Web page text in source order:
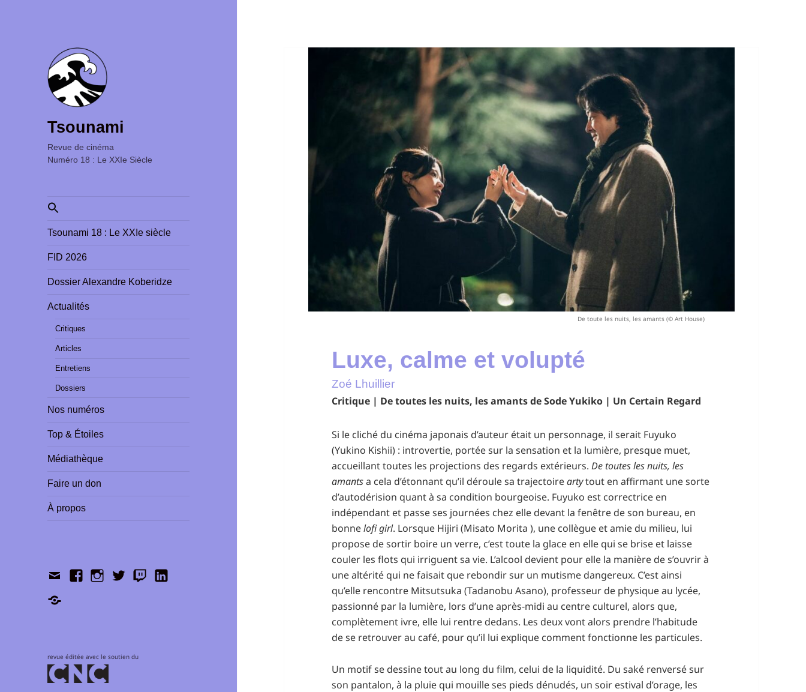
Tsounami
Revue de cinéma ‎ ‎ ‎ ‎ ‎ ‎ ‎ ‎ ‎ ‎ ‎ ‎ ‎ ‎ ‎ ‎ ‎ ‎ ‎ ‎ ‎ ‎ ‎ ‎ ‎ ‎
Numéro 18 : Le XXIe Siècle
Search
for:
Tsounami 18 : Le XXIe siècle
FID 2026
Dossier Alexandre Koberidze
Actualités
Critiques
Articles
Entretiens
Dossiers
Nos numéros
Top & Étoiles
Médiathèque
Faire un don
À propos
ContactFacebookInstagramTwitterTwitchLinkedIn
Shop
revue éditée avec le soutien du
De toute les nuits, les amants (© Art House)
Luxe, calme et volupté
Zoé Lhuillier
Critique | De toutes les nuits, les amants de Sode Yukiko | Un Certain Regard
Si le cliché du cinéma japonais d’auteur était un personnage, il serait Fuyuko
(Yukino Kishii) : introvertie, portée sur la sensation et la lumière, presque muet,
accueillant toutes les projections des regards extérieurs.De toutes les nuits, les
amantsa cela d’étonnant qu’il déroule sa trajectoireartytout en affirmant une sorte
d’autodérision quant à sa condition bourgeoise. Fuyuko est correctrice en
indépendant et passe ses journées chez elle devant la fenêtre de son bureau, en
bonnelofi girl. Lorsque Hijiri (Misato Morita ), une collègue et amie du milieu, lui
propose de sortir boire un verre, c’est toute la glace en elle qui se brise et laisse
couler les flots qui irriguent sa vie. L’alcool devient pour elle la manière de s’ouvrir à
une altérité qui ne faisait que rebondir sur un mutisme dangereux. C’est ainsi
qu’elle rencontre Mitsutsuka (Tadanobu Asano), professeur de physique au lycée,
passionné par la lumière, lors d’une après-midi au centre culturel, alors que,
complètement ivre, elle lui rentre dedans. Les deux vont alors prendre l’habitude
de se retrouver au café, pour qu’il lui explique comment fonctionne les particules.
Un motif se dessine tout au long du film, celui de la liquidité. Du saké renversé sur
son pantalon, à la pluie qui mouille ses pieds dénudés, un soir estival d’orage, les